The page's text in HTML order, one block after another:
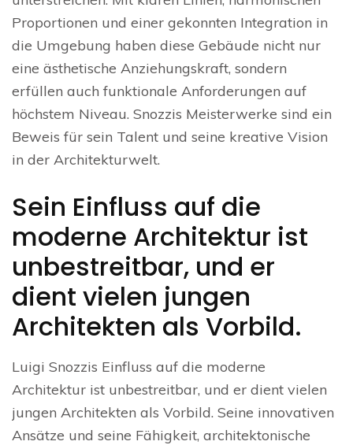
Proportionen und einer gekonnten Integration in
die Umgebung haben diese Gebäude nicht nur
eine ästhetische Anziehungskraft, sondern
erfüllen auch funktionale Anforderungen auf
höchstem Niveau. Snozzis Meisterwerke sind ein
Beweis für sein Talent und seine kreative Vision
in der Architekturwelt.
Sein Einfluss auf die
moderne Architektur ist
unbestreitbar, und er
dient vielen jungen
Architekten als Vorbild.
Luigi Snozzis Einfluss auf die moderne
Architektur ist unbestreitbar, und er dient vielen
jungen Architekten als Vorbild. Seine innovativen
Ansätze und seine Fähigkeit, architektonische